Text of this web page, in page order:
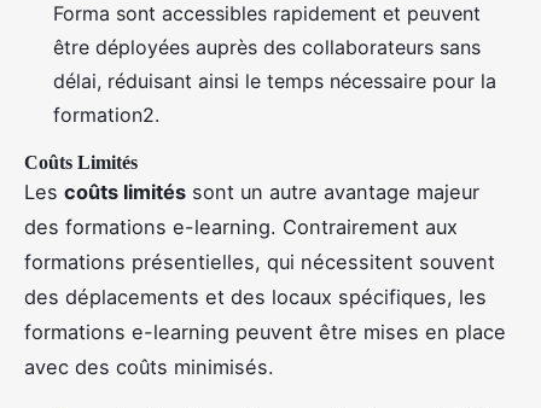
Forma sont accessibles rapidement et peuvent
être déployées auprès des collaborateurs sans
délai, réduisant ainsi le temps nécessaire pour la
formation2.
Coûts Limités
Les coûts limités sont un autre avantage majeur
des formations e-learning. Contrairement aux
formations présentielles, qui nécessitent souvent
des déplacements et des locaux spécifiques, les
formations e-learning peuvent être mises en place
avec des coûts minimisés.